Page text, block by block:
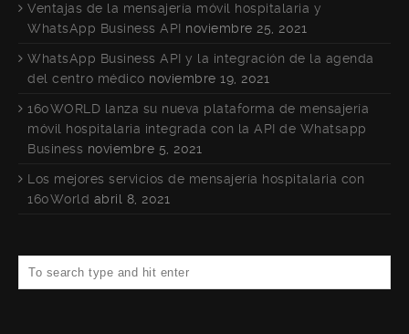
Ventajas de la mensajería móvil hospitalaria y
WhatsApp Business API noviembre 25, 2021
WhatsApp Business API y la integración de la agenda
del centro médico noviembre 19, 2021
160WORLD lanza su nueva plataforma de mensajería
móvil hospitalaria integrada con la API de Whatsapp
Business noviembre 5, 2021
Los mejores servicios de mensajería hospitalaria con
160World abril 8, 2021